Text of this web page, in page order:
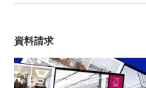
資料請求